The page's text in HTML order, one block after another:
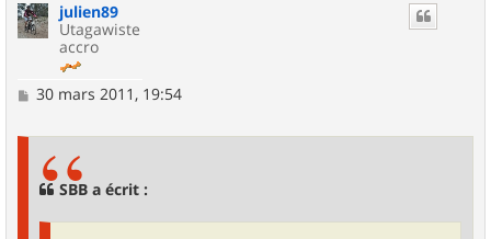
julien89
Utagawiste
accro
M
30 mars 2011, 19:54
SBB a écrit :